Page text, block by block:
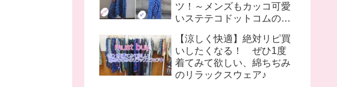
ツ！～メンズもカッコ可愛
いステテコドットコムのモ
【涼しく快適】絶対リピ買
いしたくなる！ ぜひ1度
着てみて欲しい、綿ちぢみ
のリラックスウェア♪